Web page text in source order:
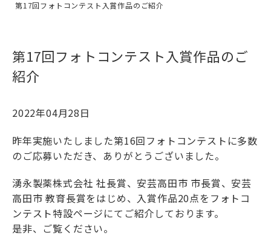
第17回フォトコンテスト入賞作品のご紹介
第17回フォトコンテスト入賞作品のご
紹介
2022年04月28日
昨年実施いたしました第16回フォトコンテストに多数
のご応募いただき、ありがとうございました。
湧永製薬株式会社 社長賞、安芸高田市 市長賞、安芸
高田市 教育長賞をはじめ、入賞作品20点をフォトコ
ンテスト特設ページにてご紹介しております。
是非、ご覧ください。